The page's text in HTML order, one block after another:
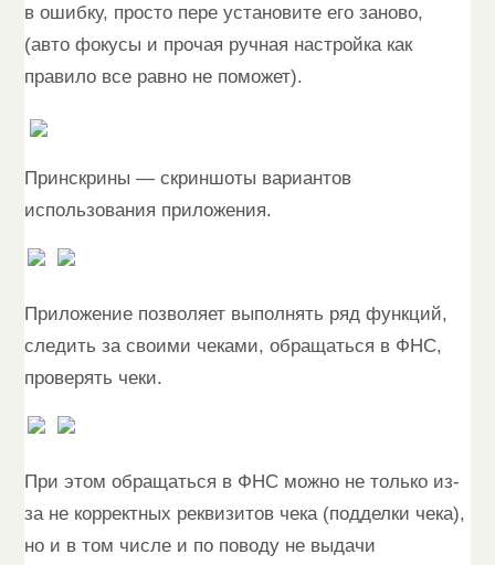
в ошибку, просто пере установите его заново,
(авто фокусы и прочая ручная настройка как
правило все равно не поможет).
Принскрины — скриншоты вариантов
использования приложения.
Приложение позволяет выполнять ряд функций,
следить за своими чеками, обращаться в ФНС,
проверять чеки.
При этом обращаться в ФНС можно не только из-
за не корректных реквизитов чека (подделки чека),
но и в том числе и по поводу не выдачи